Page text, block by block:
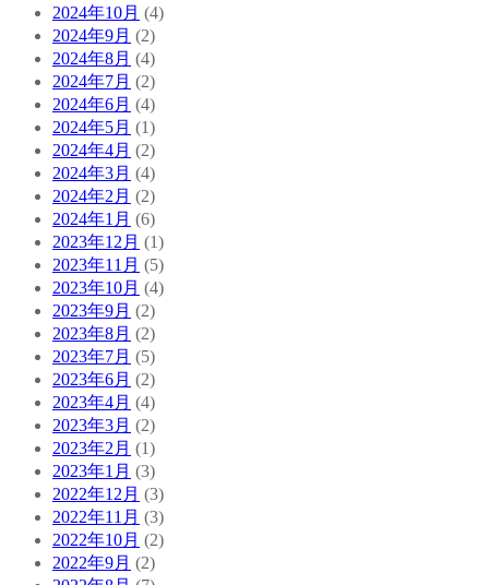
2024年10月 (4)
2024年9月 (2)
2024年8月 (4)
2024年7月 (2)
2024年6月 (4)
2024年5月 (1)
2024年4月 (2)
2024年3月 (4)
2024年2月 (2)
2024年1月 (6)
2023年12月 (1)
2023年11月 (5)
2023年10月 (4)
2023年9月 (2)
2023年8月 (2)
2023年7月 (5)
2023年6月 (2)
2023年4月 (4)
2023年3月 (2)
2023年2月 (1)
2023年1月 (3)
2022年12月 (3)
2022年11月 (3)
2022年10月 (2)
2022年9月 (2)